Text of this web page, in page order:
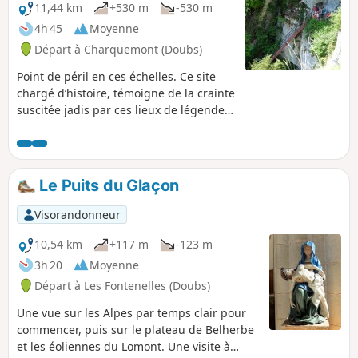
11,44 km
+530 m
-530 m
4h 45
Moyenne
Départ à Charquemont (Doubs)
Point de péril en ces échelles. Ce site
chargé d’histoire, témoigne de la crainte
suscitée jadis par ces lieux de légendes,
à l’occasion de la « bricotte », la
contrebande, quand les échelles
n'étaient que de simples troncs d'arbres
traversés par des bouts de bois.
Aujourd'hui, ces confortables escaliers
de père de famille, que vous grimperez
sans danger, vous permettront de
découvrir les gorges du Doubs au gré
de multiples belvédères.
Le Puits du Glaçon
Visorandonneur
10,54 km
+117 m
-123 m
3h 20
Moyenne
Départ à Les Fontenelles (Doubs)
Une vue sur les Alpes par temps clair pour
commencer, puis sur le plateau de Belherbe
et les éoliennes du Lomont. Une visite à